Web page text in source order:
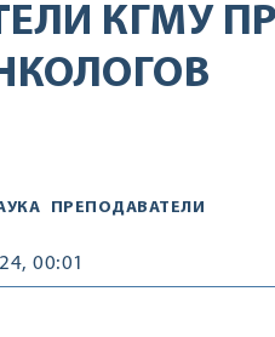
КГМУ
ПРЕПОДАВАТЕЛИ
00:01